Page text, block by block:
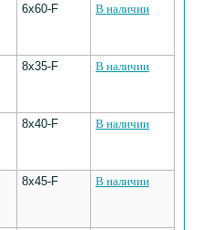
6х60-F В наличии
8х35-F В наличии
8х40-F В наличии
8х45-F В наличии